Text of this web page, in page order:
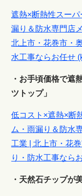
遮熱×断熱性スー
漏り＆防水専門店
北上市・花巻市・
水工事ならお任せ
・お手頃価格で遮
ツトップ」
低コスト×遮熱×断
ム・雨漏り＆防水
工業 | 北上市・花
り・防水工事なら
・天然石チップが